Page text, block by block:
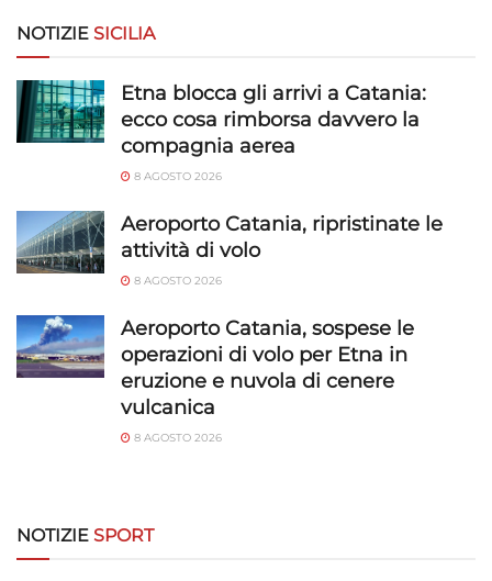
NOTIZIE SICILIA
Etna blocca gli arrivi a Catania:
ecco cosa rimborsa davvero la
compagnia aerea
8 AGOSTO 2026
Aeroporto Catania, ripristinate le
attività di volo
8 AGOSTO 2026
Aeroporto Catania, sospese le
operazioni di volo per Etna in
eruzione e nuvola di cenere
vulcanica
8 AGOSTO 2026
NOTIZIE SPORT